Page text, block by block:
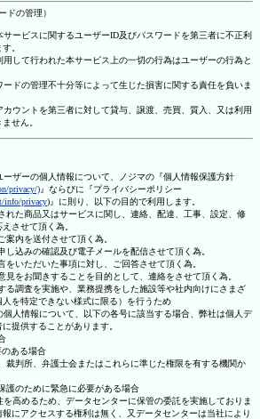
ドの管理）
ービスに関するユーザーID及びパスワードを第三者に不正利
。
して行われた本サービス上の一切の行為はユーザーの行為と
ドの管理不十分等によって生じた損害に関する責任を負いま
ウントを第三者に対して貸与、譲渡、売買、質入、又は利用
せん。
ザーの個人情報について、ノジマの『個人情報保護方針
privacy/)』ならびに『プライバシーポリシー
info/privacy)』に則り、以下の目的で利用します。
れた商品又はサービスに関し、連絡、配達、工事、設定、修
させて頂く為。
案内を送付させて頂く為。
し込みの確認及び電子メールを配信させて頂く為。
をいただいた事項に対し、ご回答させて頂く為。
見をお聞きすることを目的として、連絡をさせて頂く為。
る調査を実施や、業務提携をした施設等や社内向けにさまざ
を特定できない様式に限る）を行うため
人情報について、以下の各号に該当する場合、弊社は個人デ
提供することがあります。
ある場合
裁判所、弁護士会またはこれらに準じた権限を有する機関か
護のために緊急に必要がある場合
高めるため、データセンターに保管の委託を実施しておりま
にアクセスする権利は無く、又データセンターは当社により